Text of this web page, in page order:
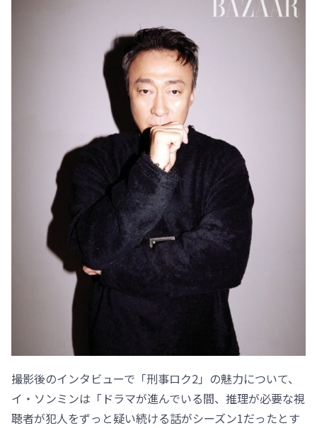
撮影後のインタビューで「刑事ロク2」の魅力について、
イ・ソンミンは「ドラマが進んでいる間、推理が必要な視
聴者が犯人をずっと疑い続ける話がシーズン1だったとす